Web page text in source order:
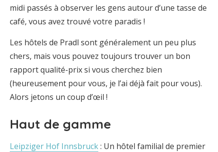
midi passés à observer les gens autour d’une tasse de
café, vous avez trouvé votre paradis !
Les hôtels de Pradl sont généralement un peu plus
chers, mais vous pouvez toujours trouver un bon
rapport qualité-prix si vous cherchez bien
(heureusement pour vous, je l’ai déjà fait pour vous).
Alors jetons un coup d’œil !
Haut de gamme
Leipziger Hof Innsbruck: Un hôtel familial de premier